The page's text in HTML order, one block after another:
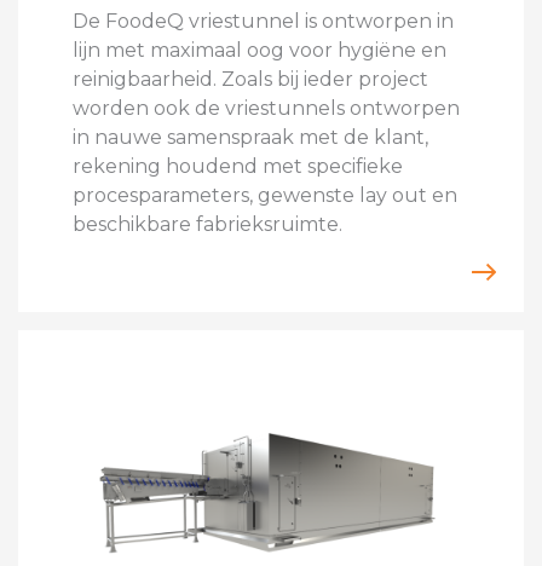
De FoodeQ vriestunnel is ontworpen in
lijn met maximaal oog voor hygiëne en
reinigbaarheid. Zoals bij ieder project
worden ook de vriestunnels ontworpen
in nauwe samenspraak met de klant,
rekening houdend met specifieke
procesparameters, gewenste lay out en
beschikbare fabrieksruimte.